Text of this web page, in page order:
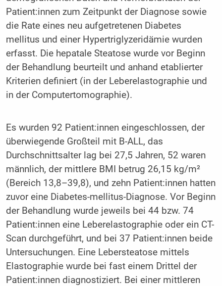
Patient:innen zum Zeitpunkt der Diagnose sowie
die Rate eines neu aufgetretenen Diabetes
mellitus und einer Hypertriglyzeridämie wurden
erfasst. Die hepatale Steatose wurde vor Beginn
der Behandlung beurteilt und anhand etablierter
Kriterien definiert (in der Leberelastographie und
in der Computertomographie).
Es wurden 92 Patient:innen eingeschlossen, der
überwiegende Großteil mit B-ALL, das
Durchschnittsalter lag bei 27,5 Jahren, 52 waren
männlich, der mittlere BMI betrug 26,15 kg/m²
(Bereich 13,8–39,8), und zehn Patient:innen hatten
zuvor eine Diabetes-mellitus-Diagnose. Vor Beginn
der Behandlung wurde jeweils bei 44 bzw. 74
Patient:innen eine Leberelastographie oder ein CT-
Scan durchgeführt, und bei 37 Patient:innen beide
Untersuchungen. Eine Lebersteatose mittels
Elastographie wurde bei fast einem Drittel der
Patient:innen diagnostiziert. Bei einer mittleren